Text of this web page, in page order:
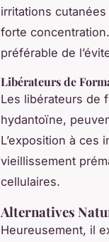
irritations
forte
préférable de
Libérateurs de
Les libérateurs de
hydantoïne,
L’exposition à ces
vieillissement
cellulaires.
Alternatives
Heureusement, il